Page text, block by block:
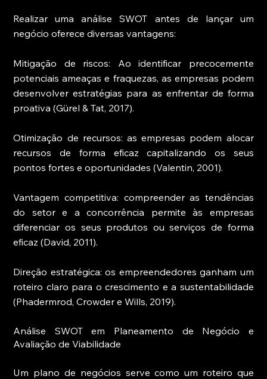
Realizar uma análise SWOT antes de lançar um
negócio oferece diversas vantagens:
Mitigação de riscos: Ao identificar precocemente
potenciais ameaças e fraquezas, as empresas podem
desenvolver estratégias para as enfrentar de forma
proativa (Gürel & Tat, 2017).
Otimização de recursos: as empresas podem alocar
recursos de forma eficaz capitalizando os seus
pontos fortes e oportunidades (Valentin, 2001).
Vantagem competitiva: compreender as tendências
do setor e a concorrência permite às empresas
diferenciar os seus produtos ou serviços de forma
eficaz (David, 2011).
Direção estratégica: os empreendedores ganham um
roteiro claro para o crescimento e a sustentabilidade
(Phadermrod, Crowder e Wills, 2019).
Análise SWOT em Planeamento de Negócio e
Avaliação de Viabilidade
Um plano de negócios serve como um roteiro que